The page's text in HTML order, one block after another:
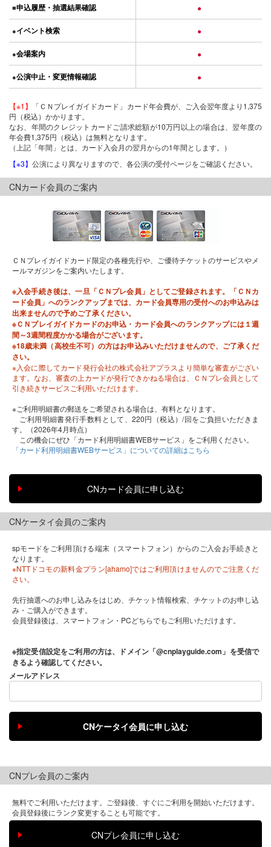
■申込履歴・抽選結果確認 ●
●イベント検索 ●
●会場案内 ●
●公演中止・変更情報確認 ●
【※1】
「ＣＮプレイガイドカード」カード年会費が、ご入会翌年度より1,375
円（税込）かかります。
なお、年間のクレジットカードご請求総額が10万円以上の場合は、翌年度の
年会費1,375円（税込）は無料となります。
（上記「年間」とは、カード入会月の翌月からの1年間とします。）
【※3】 公演により異なりますので、各公演の受付ページをご確認ください。
CNカード会員のご案内
ＣＮプレイガイドカード限定の各種先行や、ご優待チケットのサービスやメ
ールマガジンをご案内いたします。
※入会手続き後は、一旦「ＣＮプレ会員」としてご登録されます。「ＣＮカ
ード会員」へのランクアップまでは、カード会員専用の受付へのお申込みは
出来ませんので予めご了承ください。
※ＣＮプレイガイドカードのお申込・カード会員へのランクアップには１週
間～3週間程度かかる場合がございます。
※18歳未満（高校生不可）の方はお申込みいただけませんので、ご了承くだ
さい。
※入会に際してカード発行会社の株式会社アプラスより簡単な審査がござい
ます。なお、審査の上カードが発行できかねる場合は、ＣＮプレ会員として
引き続きサービスご利用いただけます。
※ご利用明細書の郵送をご希望される場合は、有料となります。
ご利用明細書発行手数料として、220円（税込）/回をご負担いただきま
す。（2026年4月時点）
この機会にぜひ「カード利用明細書WEBサービス」をご利用ください。
「カード利用明細書WEBサービス」についての詳細はこちら
CNケータイ会員のご案内
spモードをご利用頂ける端末（スマートフォン）からのご入会お手続きと
なります。
※NTTドコモの新料金プラン[ahamo]ではご利用頂けませんのでご注意くだ
さい。
先行抽選へのお申し込みをはじめ、チケット情報検索、チケットのお申し込
み・ご購入ができます。
会員登録後は、スマートフォン・PCどちらでもご利用いただけます。
※指定受信設定をご利用の方は、ドメイン「@cnplayguide.com」を受信で
きるよう確認してください。
メールアドレス
CNプレ会員のご案内
無料でご利用いただけます。ご登録後、すぐにご利用を開始いただけます。
会員登録後にランク変更することも可能です。